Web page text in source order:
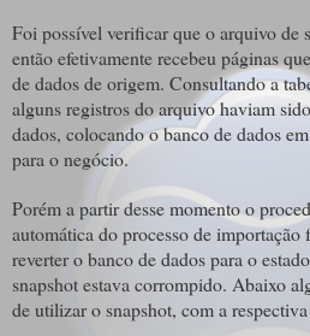
Foi possível verificar que o arquivo de
então efetivamente recebeu páginas
de dados de origem. Consultando a
alguns registros do arquivo haviam
dados, colocando o banco de dados
para o negócio.
Porém a partir desse momento o
automática do processo de
reverter o banco de dados para o
snapshot estava corrompido. Abaixo
de utilizar o snapshot, com a